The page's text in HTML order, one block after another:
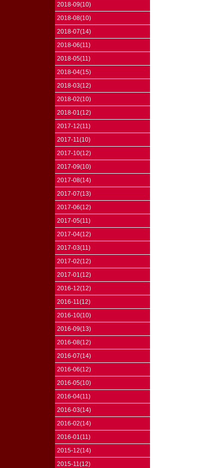
2018-09(10)
2018-08(10)
2018-07(14)
2018-06(11)
2018-05(11)
2018-04(15)
2018-03(12)
2018-02(10)
2018-01(12)
2017-12(11)
2017-11(10)
2017-10(12)
2017-09(10)
2017-08(14)
2017-07(13)
2017-06(12)
2017-05(11)
2017-04(12)
2017-03(11)
2017-02(12)
2017-01(12)
2016-12(12)
2016-11(12)
2016-10(10)
2016-09(13)
2016-08(12)
2016-07(14)
2016-06(12)
2016-05(10)
2016-04(11)
2016-03(14)
2016-02(14)
2016-01(11)
2015-12(14)
2015-11(12)